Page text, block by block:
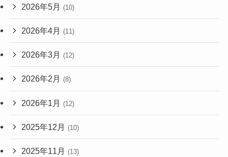
2026年5月 (10)
2026年4月 (11)
2026年3月 (12)
2026年2月 (8)
2026年1月 (12)
2025年12月 (10)
2025年11月 (13)